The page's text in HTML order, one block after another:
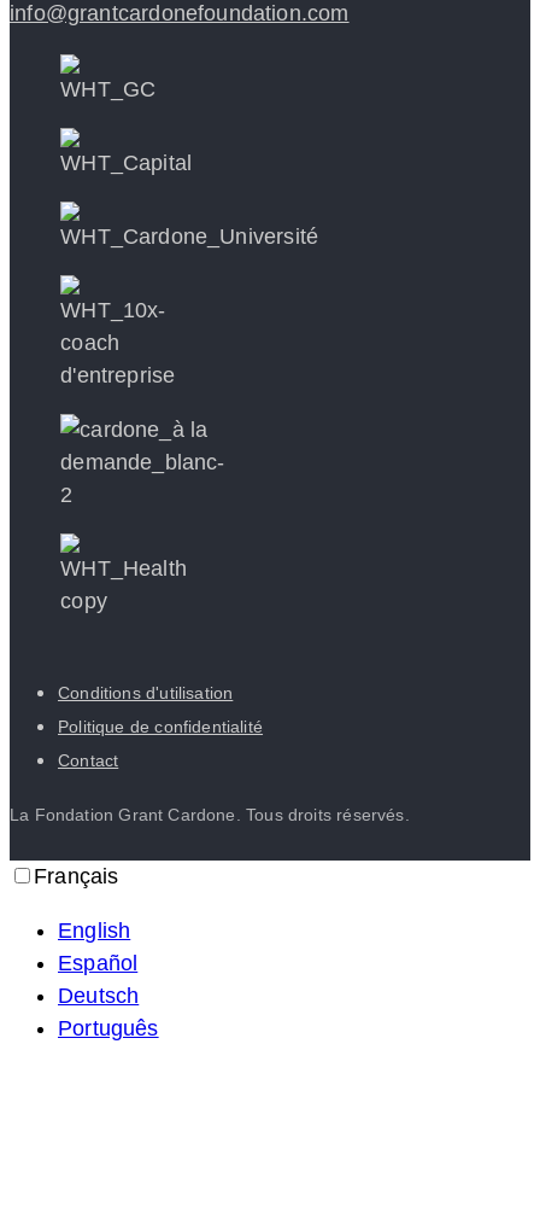
info@grantcardonefoundation.com
Conditions d'utilisation
Politique de confidentialité
Contact
La Fondation Grant Cardone. Tous droits réservés.
Français
English
Español
Deutsch
Português